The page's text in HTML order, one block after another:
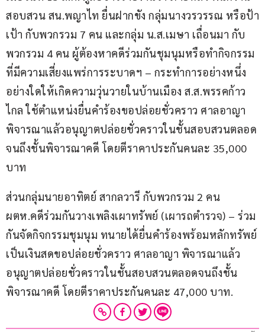
สอบสวน สน.พญาไท ยื่นฝากขัง กลุ่มนางวรวรรณ หรือป้า
เป้า กับพวกรวม 7 คน และกลุ่ม น.ส.เมษา เถื่อนมา กับ
พวกรวม 4 คน ผู้ต้องหาคดีร่วมกันชุมนุมหรือทำกิจกรรม
ที่มีความเสี่ยงแพร่การระบาดฯ – กระทำการอย่างหนึ่ง
อย่างใดให้เกิดความวุ่นวายในบ้านเมือง ส.ส.พรรคก้าว
ไกล ใช้ตำแหน่งยื่นคำร้องขอปล่อยชั่วคราว ศาลอาญา
พิจารณาแล้วอนุญาตปล่อยชั่วคราวในชั้นสอบสวนตลอด
จนถึงชั้นพิจารณาคดี โดยตีราคาประกันคนละ 35,000
บาท
ส่วนกลุ่มนายอาทิตย์ สากลวารี กับพวกรวม 2 คน
ผตห.คดีร่วมกันวางเพลิงเผาทรัพย์ (เผารถตำรวจ) – ร่วม
กันจัดกิจกรรมชุมนุม ทนายได้ยื่นคำร้องพร้อมหลักทรัพย์
เป็นเงินสดขอปล่อยชั่วคราว ศาลอาญา พิจารณาแล้ว
อนุญาตปล่อยชั่วคราวในชั้นสอบสวนตลอดจนถึงชั้น
พิจารณาคดี โดยตีราคาประกันคนละ 47,000 บาท.